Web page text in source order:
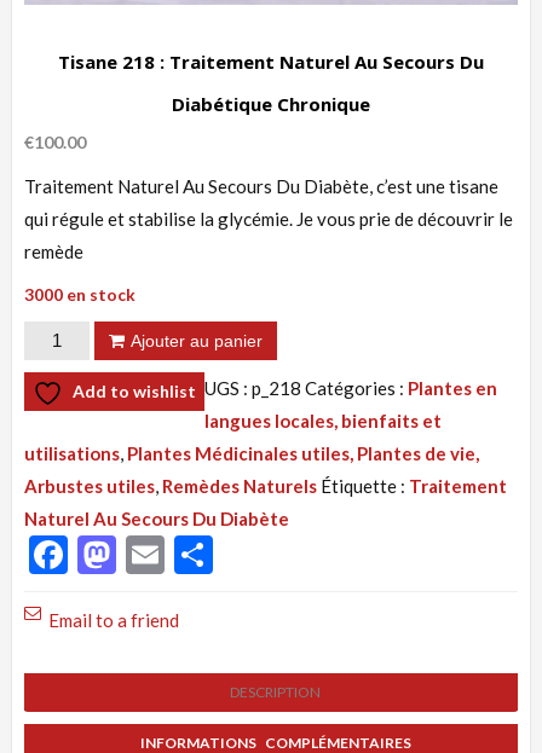
Tisane 218 : Traitement Naturel Au Secours Du
Diabétique Chronique
€100.00
Traitement Naturel Au Secours Du Diabète, c’est une tisane
qui régule et stabilise la glycémie. Je vous prie de découvrir le
remède
3000 en stock
quantité
de
Tisane
:
Traitement
Naturel Au
Secours
Diabétique
Ajouter au panier
Add to wishlist UGS : p_218 Catégories : Plantes en
langues locales, bienfaits et
utilisations, Plantes Médicinales utiles, Plantes de vie,
Arbustes utiles, Remèdes Naturels Étiquette : Traitement
Naturel Au Secours Du Diabète
Facebook
Mastodon
Email
Email to a friend
DESCRIPTION
INFORMATIONS COMPLÉMENTAIRES